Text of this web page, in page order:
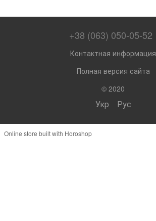
+38 (063) 050-05-52
Контактная информация
Полная версия сайта
© 2020
Укр Рус
Online store built with Horoshop